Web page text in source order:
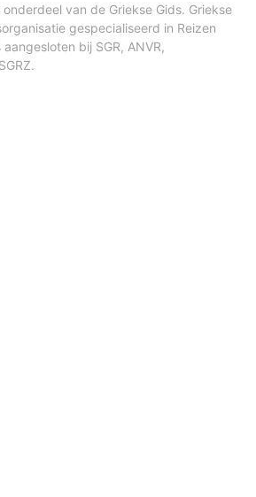
onderdeel van de Griekse Gids. Griekse
gespecialiseerd in Reizen
bij SGR, ANVR,